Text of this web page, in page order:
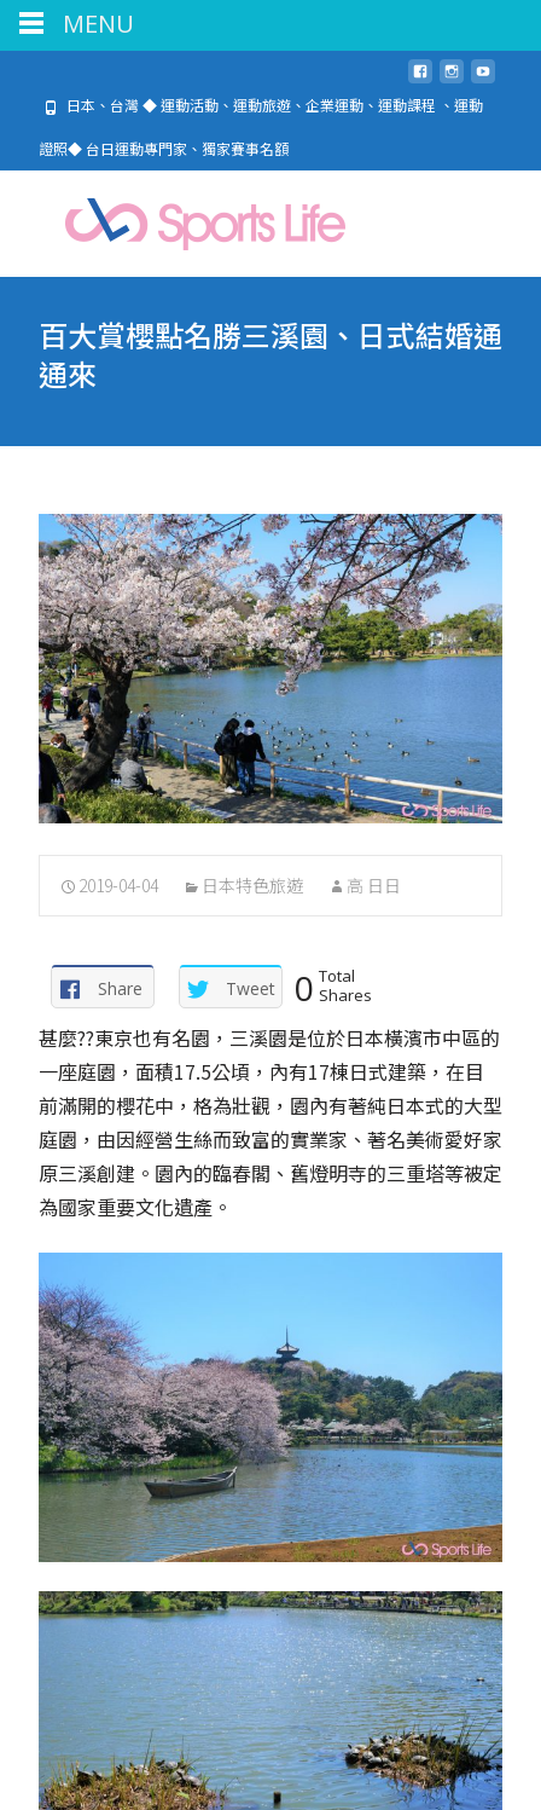
日本、台灣 ◆ 運動活動、運動旅遊、企業運動、運動課程 、運動
證照◆ 台日運動專門家、獨家賽事名額
百大賞櫻點名勝三溪園、日式結婚通
通來
2019-04-04 日本特色旅遊 高 日日
Share Tweet 0 Total
Shares
甚麼??東京也有名園，三溪園是位於日本橫濱市中區的
一座庭園，面積17.5公頃，內有17棟日式建築，在目
前滿開的櫻花中，格為壯觀，園內有著純日本式的大型
庭園，由因經營生絲而致富的實業家、著名美術愛好家
原三溪創建。園內的臨春閣、舊燈明寺的三重塔等被定
為國家重要文化遺產。
MENU